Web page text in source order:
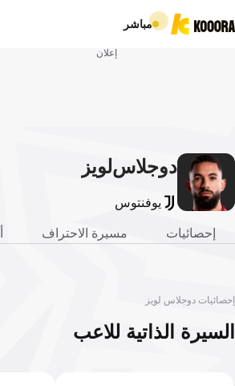
مباشر
إعلان
دوجلاسلويز
يوفنتوس
إحصائيات مسيرة الاحتراف
إحصائيات دوجلاس لويز
السيرة الذاتية للاعب